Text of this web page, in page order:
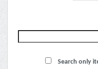
Search only